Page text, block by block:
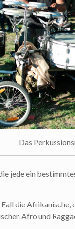
Das
jede ein
die
Afro und